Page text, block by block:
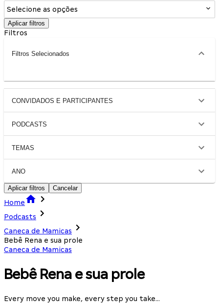
Selecione as opções
Aplicar filtros
Filtros
Filtros Selecionados
CONVIDADOS E PARTICIPANTES
PODCASTS
TEMAS
ANO
Aplicar filtros Cancelar
Home
Podcasts
Caneca de Mamicas
Bebê Rena e sua prole
Caneca de Mamicas
Bebê Rena e sua prole
Every move you make, every step you take...